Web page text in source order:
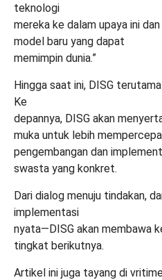
teknologi
mereka ke dalam upaya ini
model baru yang dapat
memimpin dunia.”
Hingga saat ini, DISG
Ke
depannya, DISG akan
muka untuk lebih
pengembangan dan
swasta yang konkret.
Dari dialog menuju tindakan,
implementasi
nyata—DISG akan membawa
tingkat berikutnya.
Artikel ini juga tayang di